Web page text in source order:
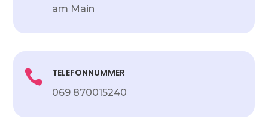
am Main
 TELEFONNUMMER
069 870015240